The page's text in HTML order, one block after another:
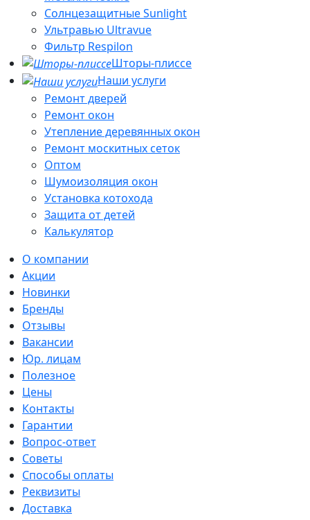
Солнцезащитные Sunlight
Ультравью Ultravue
Фильтр Respilon
Шторы-плиссе
Наши услуги
Ремонт дверей
Ремонт окон
Утепление деревянных окон
Ремонт москитных сеток
Оптом
Шумоизоляция окон
Установка котохода
Защита от детей
Калькулятор
О компании
Акции
Новинки
Бренды
Отзывы
Вакансии
Юр. лицам
Полезное
Цены
Контакты
Гарантии
Вопрос-ответ
Советы
Способы оплаты
Реквизиты
Доставка